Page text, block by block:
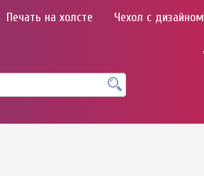
Печать на холсте Чехол с дизайном